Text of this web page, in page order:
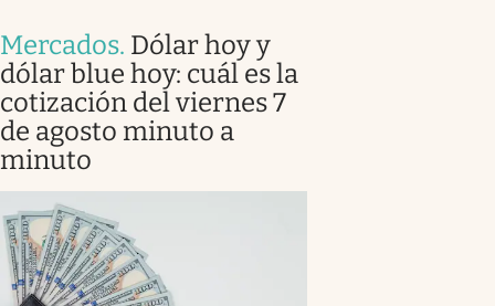
Mercados. Dólar hoy y
dólar blue hoy: cuál es la
cotización del viernes 7
de agosto minuto a
minuto